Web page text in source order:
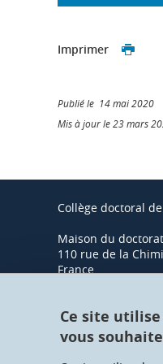
Imprimer
Publié le 14 mai 2020
Mis à jour le 23 mars
Collège doctoral
Maison du
110 rue de la
France
Ce site
vous